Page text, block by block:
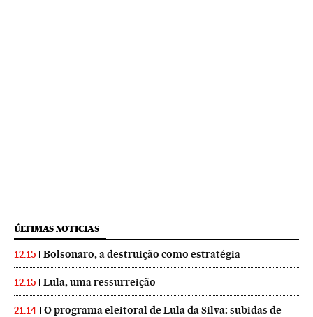
ÚLTIMAS NOTICIAS
12:15 Bolsonaro, a destruição como estratégia
12:15 Lula, uma ressurreição
21:14
O programa eleitoral de Lula da Silva: subidas de